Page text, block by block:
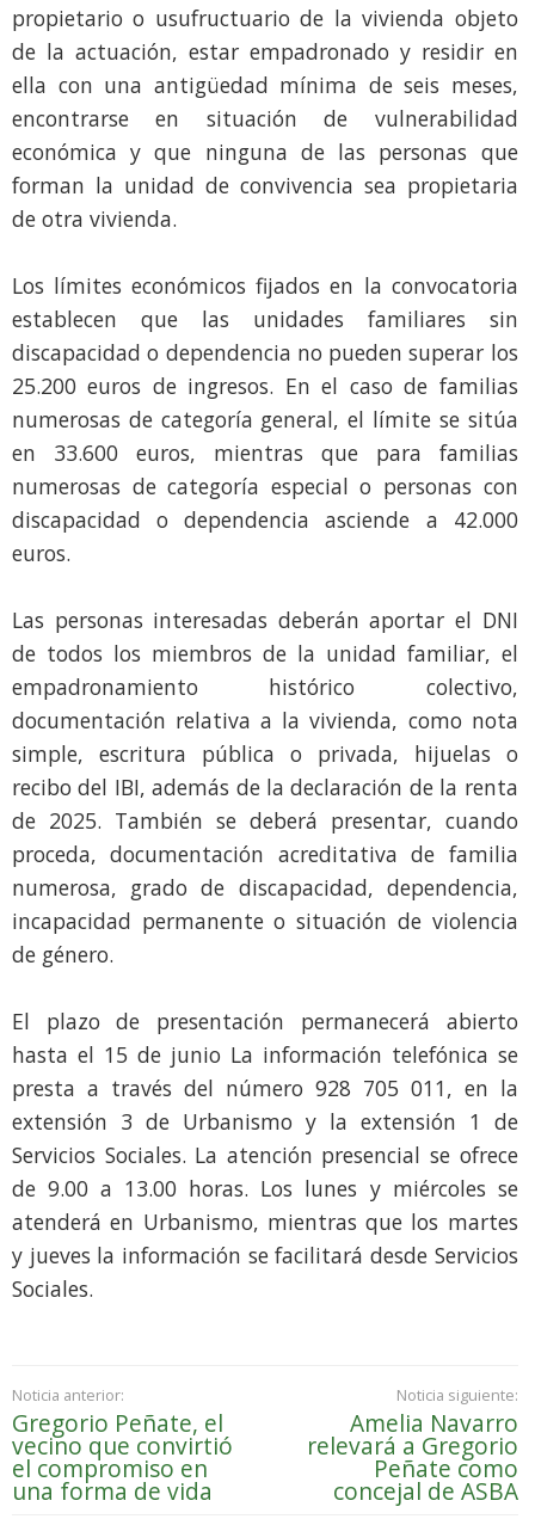
propietario o usufructuario de la vivienda objeto
de la actuación, estar empadronado y residir en
ella con una antigüedad mínima de seis meses,
encontrarse en situación de vulnerabilidad
económica y que ninguna de las personas que
forman la unidad de convivencia sea propietaria
de otra vivienda.
Los límites económicos fijados en la convocatoria
establecen que las unidades familiares sin
discapacidad o dependencia no pueden superar los
25.200 euros de ingresos. En el caso de familias
numerosas de categoría general, el límite se sitúa
en 33.600 euros, mientras que para familias
numerosas de categoría especial o personas con
discapacidad o dependencia asciende a 42.000
euros.
Las personas interesadas deberán aportar el DNI
de todos los miembros de la unidad familiar, el
empadronamiento histórico colectivo,
documentación relativa a la vivienda, como nota
simple, escritura pública o privada, hijuelas o
recibo del IBI, además de la declaración de la renta
de 2025. También se deberá presentar, cuando
proceda, documentación acreditativa de familia
numerosa, grado de discapacidad, dependencia,
incapacidad permanente o situación de violencia
de género.
El plazo de presentación permanecerá abierto
hasta el 15 de junio La información telefónica se
presta a través del número 928 705 011, en la
extensión 3 de Urbanismo y la extensión 1 de
Servicios Sociales. La atención presencial se ofrece
de 9.00 a 13.00 horas. Los lunes y miércoles se
atenderá en Urbanismo, mientras que los martes
y jueves la información se facilitará desde Servicios
Sociales.
Noticia anterior:
Gregorio Peñate, el
vecino que convirtió
el compromiso en
una forma de vida
Noticia siguiente:
Amelia Navarro
relevará a Gregorio
Peñate como
concejal de ASBA